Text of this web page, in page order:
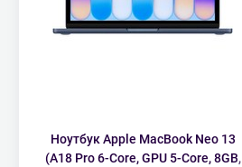
Ноутбук Apple MacBook Neo 13
(A18 Pro 6-Core, GPU 5-Core, 8GB,